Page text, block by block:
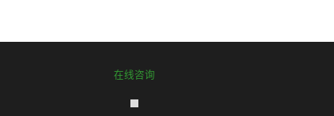
在线咨询